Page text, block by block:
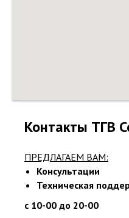
Контакты ТГВ
ПРЕДЛАГАЕМ ВАМ:
Консультации
Техническая
с 10-00 до 20-00